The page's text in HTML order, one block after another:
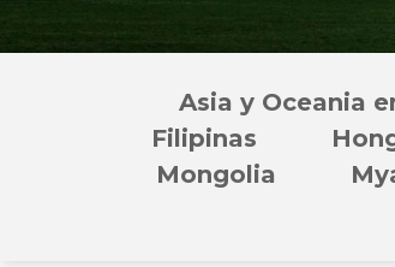
Asia y Oceania
Filipinas
Mongolia